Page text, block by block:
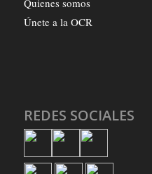
Únete a la OCR
REDES SOCIALES